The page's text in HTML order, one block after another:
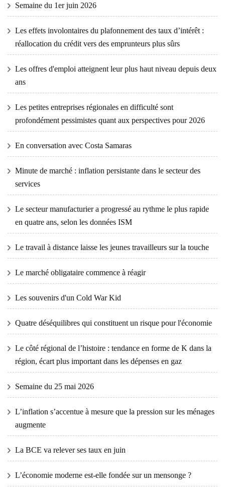
Semaine du 1er juin 2026
Les effets involontaires du plafonnement des taux d’intérêt :
réallocation du crédit vers des emprunteurs plus sûrs
Les offres d'emploi atteignent leur plus haut niveau depuis deux
ans
Les petites entreprises régionales en difficulté sont
profondément pessimistes quant aux perspectives pour 2026
En conversation avec Costa Samaras
Minute de marché : inflation persistante dans le secteur des
services
Le secteur manufacturier a progressé au rythme le plus rapide
en quatre ans, selon les données ISM
Le travail à distance laisse les jeunes travailleurs sur la touche
Le marché obligataire commence à réagir
Les souvenirs d'un Cold War Kid
Quatre déséquilibres qui constituent un risque pour l'économie
Le côté régional de l’histoire : tendance en forme de K dans la
région, écart plus important dans les dépenses en gaz
Semaine du 25 mai 2026
L’inflation s’accentue à mesure que la pression sur les ménages
augmente
La BCE va relever ses taux en juin
L’économie moderne est-elle fondée sur un mensonge ?